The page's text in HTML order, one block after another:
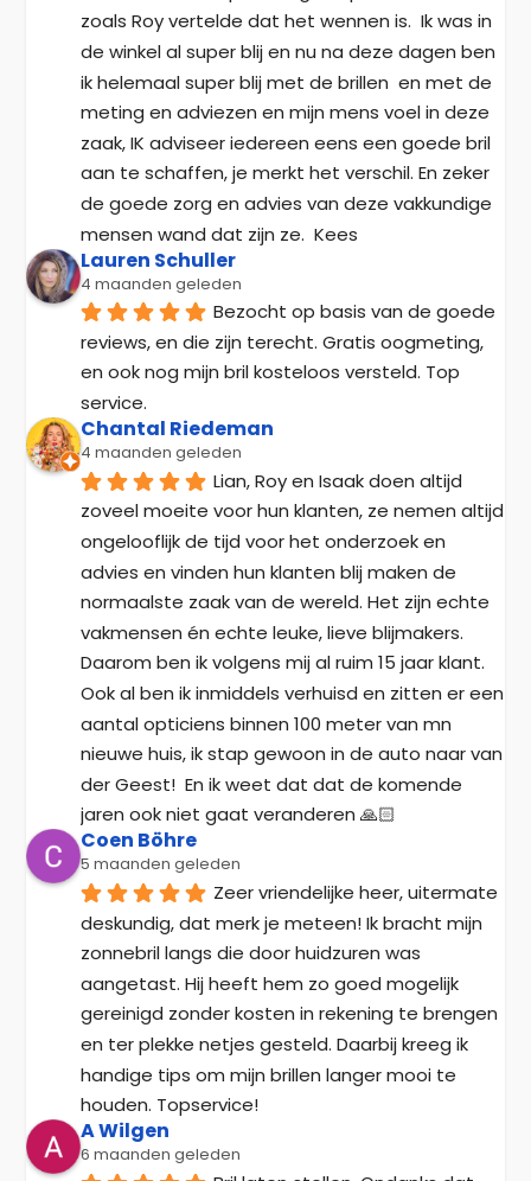
zoals Roy vertelde dat het wennen is.  Ik was in
de winkel al super blij en nu na deze dagen ben
ik helemaal super blij met de brillen  en met de
meting en adviezen en mijn mens voel in deze
zaak, IK adviseer iedereen eens een goede bril
aan te schaffen, je merkt het verschil. En zeker
de goede zorg en advies van deze vakkundige
mensen wand dat zijn ze.  Kees
Lauren Schuller
4 maanden geleden
Bezocht op basis van de goede
reviews, en die zijn terecht. Gratis oogmeting,
en ook nog mijn bril kosteloos versteld. Top
service.
Chantal Riedeman
4 maanden geleden
Lian, Roy en Isaak doen altijd
zoveel moeite voor hun klanten, ze nemen altijd
ongelooflijk de tijd voor het onderzoek en
advies en vinden hun klanten blij maken de
normaalste zaak van de wereld. Het zijn echte
vakmensen én echte leuke, lieve blijmakers.
Daarom ben ik volgens mij al ruim 15 jaar klant.
Ook al ben ik inmiddels verhuisd en zitten er een
aantal opticiens binnen 100 meter van mn
nieuwe huis, ik stap gewoon in de auto naar van
der Geest!  En ik weet dat dat de komende
jaren ook niet gaat veranderen 🙏🏻
Coen Böhre
5 maanden geleden
Zeer vriendelijke heer, uitermate
deskundig, dat merk je meteen! Ik bracht mijn
zonnebril langs die door huidzuren was
aangetast. Hij heeft hem zo goed mogelijk
gereinigd zonder kosten in rekening te brengen
en ter plekke netjes gesteld. Daarbij kreeg ik
handige tips om mijn brillen langer mooi te
houden. Topservice!
A Wilgen
6 maanden geleden